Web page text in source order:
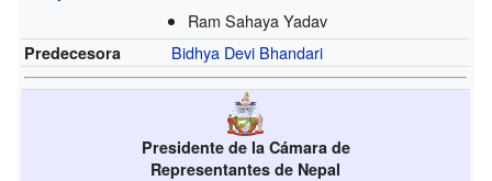
Ram Sahaya Yadav
Predecesora Bidhya Devi Bhandari
Presidente de la Cámara de
Representantes de Nepal